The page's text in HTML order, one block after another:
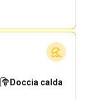
Doccia calda·